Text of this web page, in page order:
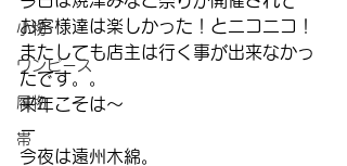
小物
ワンピース
履物
帯
お客様達は楽しかった！とニコニコ！
またしても店主は行く事が出来なかっ
たです。。
来年こそは〜
ー
今夜は遠州木綿。